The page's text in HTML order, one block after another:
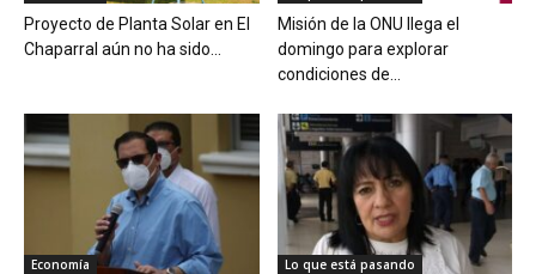
Proyecto de Planta Solar en El
Chaparral aún no ha sido...
Misión de la ONU llega el
domingo para explorar
condiciones de...
Economía Lo que está pasando